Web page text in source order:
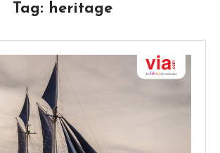
Tag: heritage